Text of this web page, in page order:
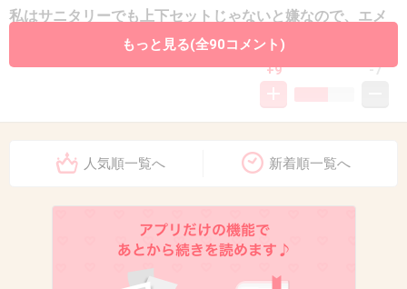
私はサニタリーでも上下セットじゃないと嫌なので、エメ
フィールさんなど通販で買ったりします（≧∇≦）
+9 -7
生理用ぱんつ
+13
もっと見る(全90コメント)
人気順一覧へ 新着順一覧へ